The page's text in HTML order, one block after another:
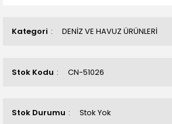
Kategori DENİZ VE HAVUZ ÜRÜNLERİ
Stok Kodu CN-51026
Stok Durumu Stok Yok